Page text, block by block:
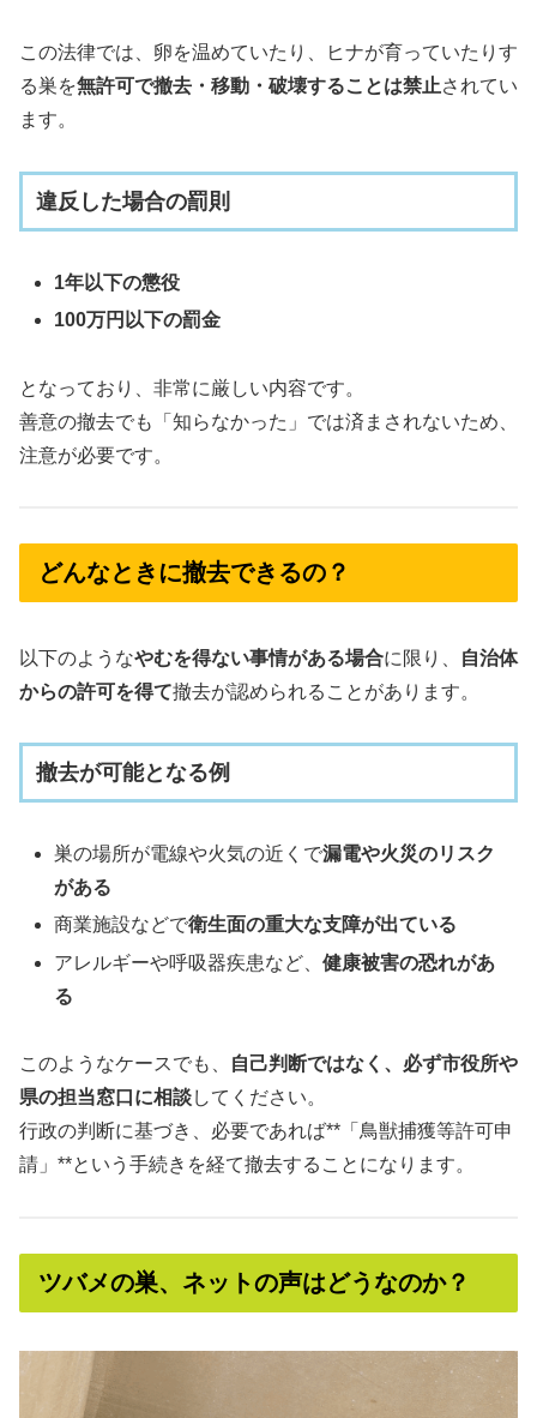
この法律では、卵を温めていたり、ヒナが育っていたりす
る巣を無許可で撤去・移動・破壊することは禁止されてい
ます。
違反した場合の罰則
1年以下の懲役
100万円以下の罰金
となっており、非常に厳しい内容です。
善意の撤去でも「知らなかった」では済まされないため、
注意が必要です。
どんなときに撤去できるの？
以下のようなやむを得ない事情がある場合に限り、
自治体
からの許可を得て撤去が認められることがあります。
撤去が可能となる例
巣の場所が電線や火気の近くで漏電や火災のリスク
がある
商業施設などで衛生面の重大な支障が出ている
アレルギーや呼吸器疾患など、健康被害の恐れがあ
る
このようなケースでも、
自己判断ではなく、必ず市役所や
県の担当窓口に相談してください。
行政の判断に基づき、必要であれば**「鳥獣捕獲等許可申
請」**という手続きを経て撤去することになります。
ツバメの巣、ネットの声はどうなのか？